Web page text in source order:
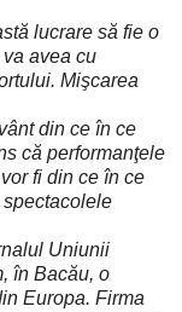
lucrare să fie o
avea cu
Mişcarea
din ce în ce
că performanţele
fi din ce în ce
Uniunii
în Bacău, o
Europa. Firma